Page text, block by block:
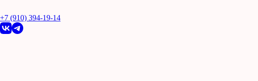
+7 (910) 394-19-14